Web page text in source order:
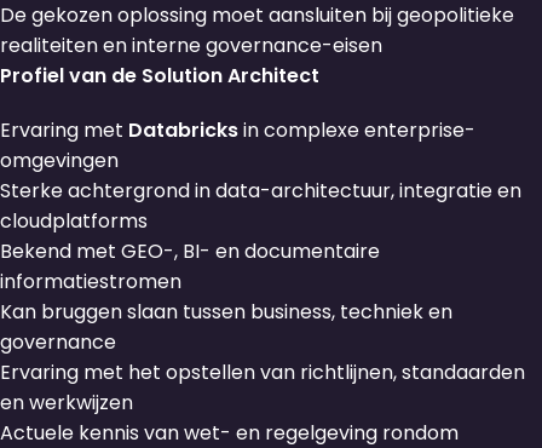
De gekozen oplossing moet aansluiten bij geopolitieke
realiteiten en interne governance-eisen
Profiel van de Solution Architect
Ervaring met Databricksin complexe enterprise-
omgevingen
Sterke achtergrond in data-architectuur, integratie en
cloudplatforms
Bekend met GEO-, BI- en documentaire
informatiestromen
Kan bruggen slaan tussen business, techniek en
governance
Ervaring met het opstellen van richtlijnen, standaarden
en werkwijzen
Actuele kennis van wet- en regelgeving rondom